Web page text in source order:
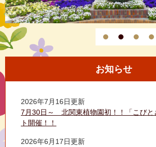
お知らせ
2026年7月16日更新
7月30日～ 北関東植物園初！！「こびと
ト開催！！
2026年6月17日更新